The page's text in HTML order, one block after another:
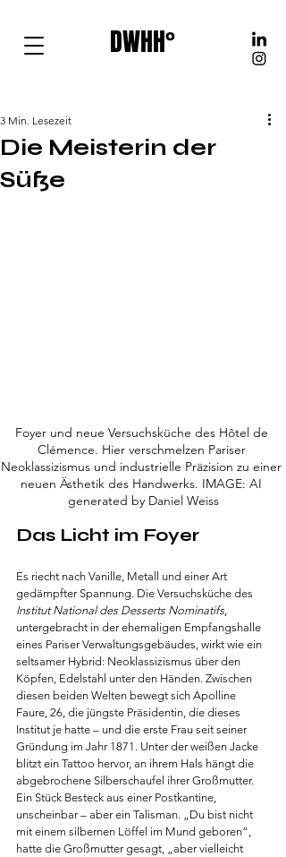
DWHH°
Die Meisterin der
Süße
3 Min. Lesezeit
Foyer und neue Versuchsküche des Hôtel de
Clémence. Hier verschmelzen Pariser
Neoklassizismus und industrielle Präzision zu einer
neuen Ästhetik des Handwerks. IMAGE: AI
generated by Daniel Weiss
Das Licht im Foyer
Es riecht nach Vanille, Metall und einer Art
gedämpfter Spannung. Die Versuchsküche des
Institut National des Desserts Nominatifs,
untergebracht in der ehemaligen Empfangshalle
eines Pariser Verwaltungsgebäudes, wirkt wie ein
seltsamer Hybrid: Neoklassizismus über den
Köpfen, Edelstahl unter den Händen. Zwischen
diesen beiden Welten bewegt sich Apolline
Faure, 26, die jüngste Präsidentin, die dieses
Institut je hatte – und die erste Frau seit seiner
Gründung im Jahr 1871. Unter der weißen Jacke
blitzt ein Tattoo hervor, an ihrem Hals hängt die
abgebrochene Silberschaufel ihrer Großmutter.
Ein Stück Besteck aus einer Postkantine,
unscheinbar – aber ein Talisman. „Du bist nicht
mit einem silbernen Löffel im Mund geboren“,
hatte die Großmutter gesagt, „aber vielleicht